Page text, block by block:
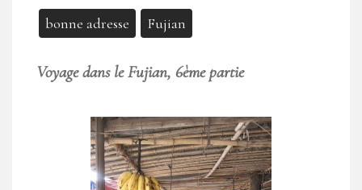
bonne adresse Fujian
Voyage dans le Fujian, 6ème partie